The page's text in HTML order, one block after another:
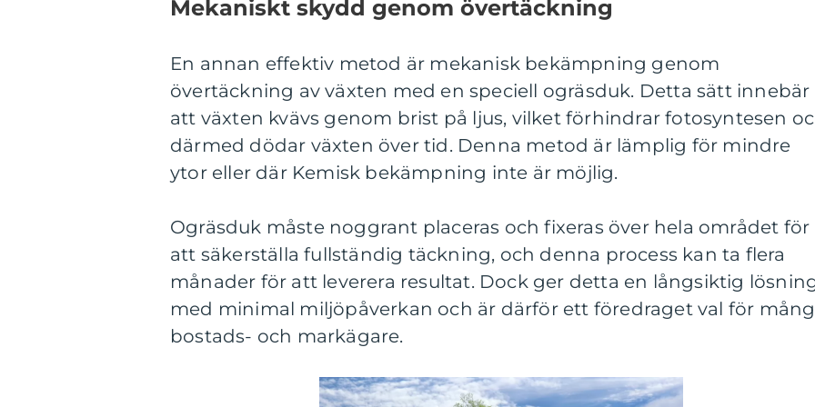
Mekaniskt skydd genom övertäckning
En annan effektiv metod är mekanisk bekämpning genom
övertäckning av växten med en speciell ogräsduk. Detta sätt innebär
att växten kvävs genom brist på ljus, vilket förhindrar fotosyntesen
därmed dödar växten över tid. Denna metod är lämplig för mindre
ytor eller där Kemisk bekämpning inte är möjlig.
Ogräsduk måste noggrant placeras och fixeras över hela området för
att säkerställa fullständig täckning, och denna process kan ta flera
månader för att leverera resultat. Dock ger detta en långsiktig
med minimal miljöpåverkan och är därför ett föredraget val för
bostads- och markägare.